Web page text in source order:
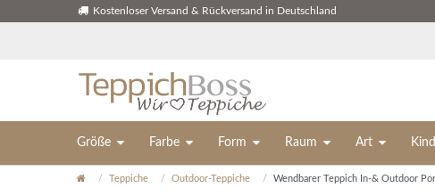
Kostenloser Versand & Rückversand in Deutschland
Größe Farbe Form Raum Art
Teppiche Outdoor-Teppiche Wendbarer Teppich In-& Outdoor